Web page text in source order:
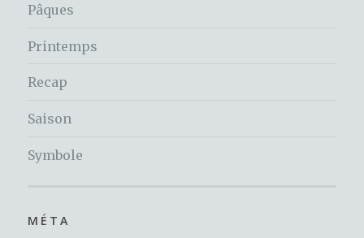
Pâques
Printemps
Recap
Saison
Symbole
MÉTA